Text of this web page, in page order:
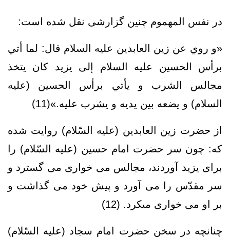
در نفس المهموم چنین گزارشی نقل شده است:
«و روي عن زين العابدين عليه السلام قال: لما أتي
برأس الحسين عليه السلام إلى يزيد كان يتخذ
مجالس الشرب و يأتي برأس الحسين (عليه
السلام) و يضعه بين يديه و يشرب عليه‏.»(11)
از حضرت زين العابدين (علیه السّلام) روايت شده
كه: چون سر حضرت امام حسين (علیه السّلام) را
براى يزيد آوردند، مجالس مى ‏خوارى مى ‏گسترد و
سر مقدّس را مى ‏آورد و پيش خود مى ‏گذاشت و
بر او مى ‏خوارى مى‏كرد. (12)
چنانچه در سخن حضرت امام سجاد (علیه السّلام)